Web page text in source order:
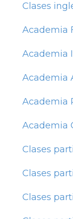
Clases
Academia
Academia
Academia
Academia
Academia
Clases
Clases
Clases